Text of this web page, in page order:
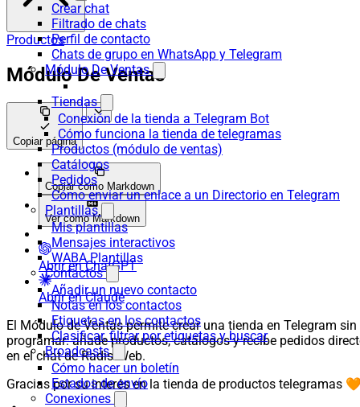
Crear chat
Filtrado de chats
Perfil de contacto
Chats de grupo en WhatsApp y Telegram
Módulo De Ventas
Tiendas
Conexión de la tienda a Telegram Bot
Cómo funciona la tienda de telegramas
Productos (módulo de ventas)
Catálogos
Pedidos
Cómo enviar un enlace a un Directorio en Telegram
Plantillas
Mis plantillas
Mensajes interactivos
WABA Plantillas
Contactos
Añadir un nuevo contacto
Notas en los contactos
Etiquetas en los contactos
Clasificar, filtrar por etiquetas y buscar
Broadcasts
Cómo hacer un boletín
Estados de envío
Conexiones
Productos
Módulo De Ventas
Copiar página
Copiar como Markdown
Ver como Markdown
Abrir en ChatGPT
Abrir en Claude
El Módulo de Ventas permite crear una tienda en Telegram sin
programar: añade productos, catálogos y recibe pedidos
en el chat de RadistWeb.
Gracias por su interés en la tienda de productos telegramas